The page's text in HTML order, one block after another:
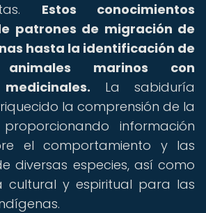
Estos conocimientos
patrones de migración de
hasta la identificación de
marinos con
La sabiduría
la comprensión de la
información
el comportamiento y las
diversas especies, así como
cultural y espiritual para las